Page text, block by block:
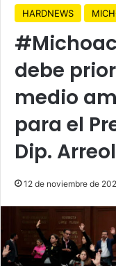
HARDNEWS
debe
medio
para el
Dip.
12 de noviembre de